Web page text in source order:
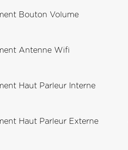
Bouton Volume
Antenne Wifi
Haut Parleur Interne
Haut Parleur Externe